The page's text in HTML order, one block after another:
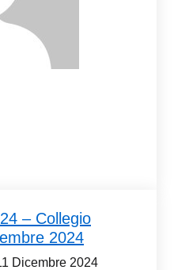
– Collegio
2024
Dicembre 2024